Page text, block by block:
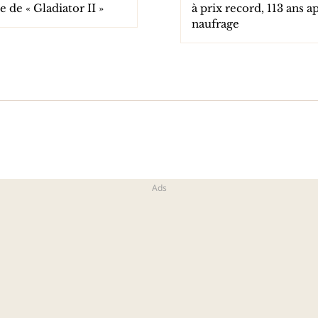
de « Gladiator II »
à prix record, 113 ans
naufrage